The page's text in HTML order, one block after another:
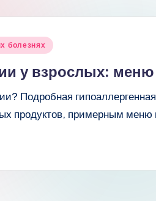
болезнях
у взрослых:
Подробная
продуктов, примерным меню